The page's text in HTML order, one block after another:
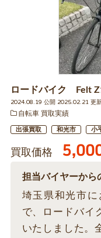
ロードバイク Felt
2024.08.19 公開 2025.02.21 更
自転車 買取実績
出張買取 和光市 小
買取価格
担当バイヤーから
埼玉県和光市
で、ロードバイ
いたしました。